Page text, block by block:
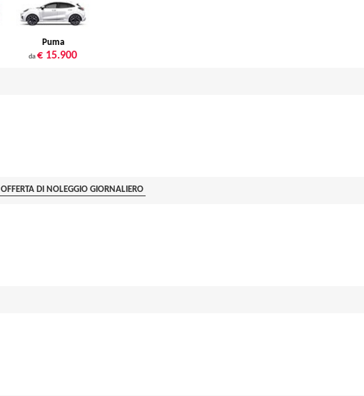
Puma
da € 15.900
OFFERTA DI NOLEGGIO GIORNALIERO